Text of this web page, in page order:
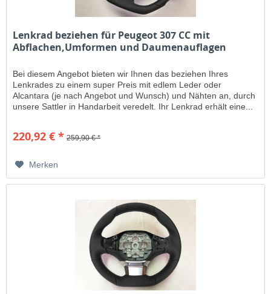
Lenkrad beziehen für Peugeot 307 CC mit
Abflachen,Umformen und Daumenauflagen
Bei diesem Angebot bieten wir Ihnen das beziehen Ihres
Lenkrades zu einem super Preis mit edlem Leder oder
Alcantara (je nach Angebot und Wunsch) und Nähten an, durch
unsere Sattler in Handarbeit veredelt. Ihr Lenkrad erhält eine...
220,92 € * 259,90 € *
Merken